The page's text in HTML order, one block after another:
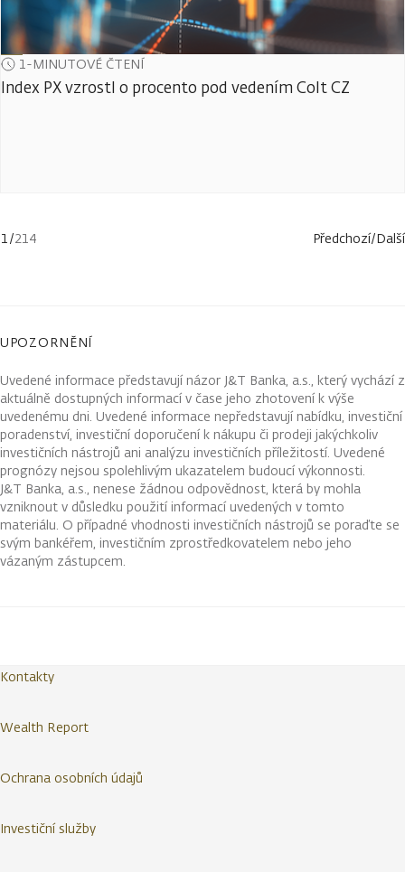
1-MINUTOVÉ ČTENÍ
Index PX vzrostl o procento pod vedením Colt CZ
1/214 Předchozí/Další
UPOZORNĚNÍ
Uvedené informace představují názor J&T Banka, a.s., který vychází z
aktuálně dostupných informací v čase jeho zhotovení k výše
uvedenému dni. Uvedené informace nepředstavují nabídku, investiční
poradenství, investiční doporučení k nákupu či prodeji jakýchkoliv
investičních nástrojů ani analýzu investičních příležitostí. Uvedené
prognózy nejsou spolehlivým ukazatelem budoucí výkonnosti.
J&T Banka, a.s., nenese žádnou odpovědnost, která by mohla
vzniknout v důsledku použití informací uvedených v tomto
materiálu. O případné vhodnosti investičních nástrojů se poraďte se
svým bankéřem, investičním zprostředkovatelem nebo jeho
vázaným zástupcem.
Kontakty
Wealth Report
Ochrana osobních údajů
Investiční služby